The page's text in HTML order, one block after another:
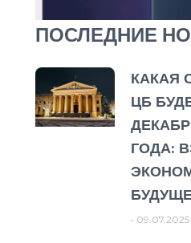
ПОСЛЕДНИЕ
КАКАЯ
ЦБ
ГОДА:
09.07.2025